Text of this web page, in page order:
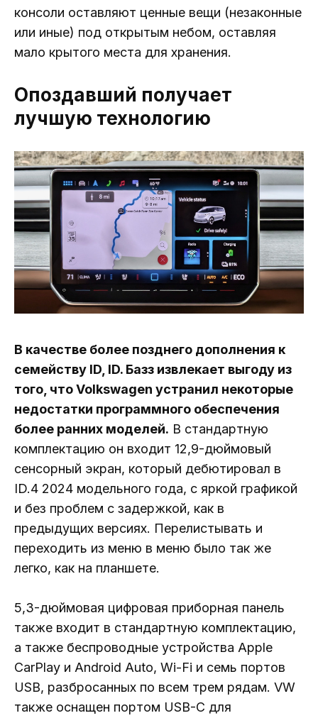
консоли оставляют ценные вещи (незаконные
или иные) под открытым небом, оставляя
мало крытого места для хранения.
Опоздавший получает
лучшую технологию
В качестве более позднего дополнения к
семейству ID, ID. Базз извлекает выгоду из
того, что Volkswagen устранил некоторые
недостатки программного обеспечения
более ранних моделей. В стандартную
комплектацию он входит 12,9-дюймовый
сенсорный экран, который дебютировал в
ID.4 2024 модельного года, с яркой графикой
и без проблем с задержкой, как в
предыдущих версиях. Перелистывать и
переходить из меню в меню было так же
легко, как на планшете.
5,3-дюймовая цифровая приборная панель
также входит в стандартную комплектацию,
а также беспроводные устройства Apple
CarPlay и Android Auto, Wi-Fi и семь портов
USB, разбросанных по всем трем рядам. VW
также оснащен портом USB-C для